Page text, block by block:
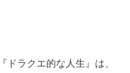
ドラクエ的な人生』は、